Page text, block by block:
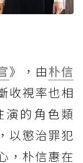
》，由朴信
收視率也相
演的角色類
以懲治罪犯
，朴信惠在